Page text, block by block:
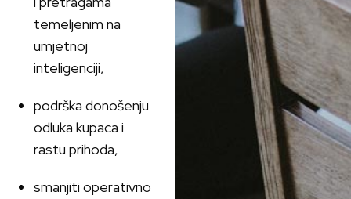
temeljenim na
umjetnoj
inteligenciji,
podrška donošenju
odluka kupaca i
rastu prihoda,
smanjiti operativno